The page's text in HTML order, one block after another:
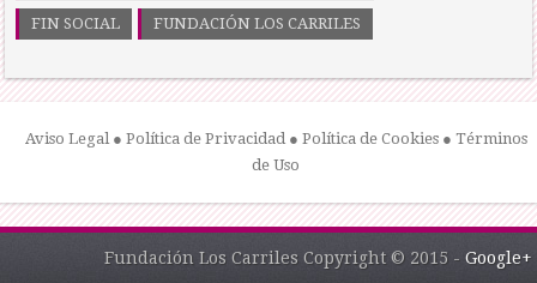
FIN SOCIAL FUNDACIÓN LOS CARRILES
Aviso Legal● Política de Privacidad● Política de Cookies● Términos
de Uso
Fundación Los Carriles Copyright © 2015 - Google+